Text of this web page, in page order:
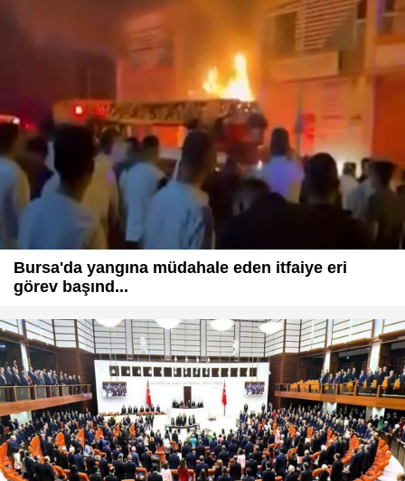
Bursa'da yangına müdahale eden itfaiye eri
görev başınd...